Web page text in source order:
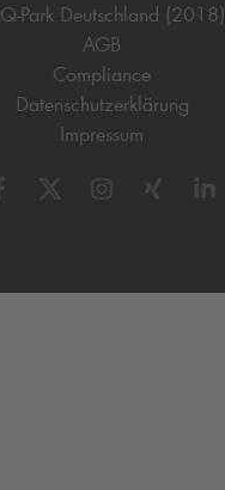
Q-Park Deutschland (2018)
AGB
Compliance
Datenschutzerklärung
Impressum